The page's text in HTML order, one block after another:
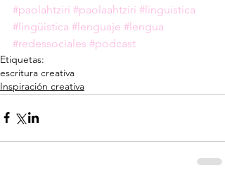
#paolahtziri #paolaahtziri #linguistica
#lingüistica #lenguaje #lengua
#redessociales #podcast
Etiquetas:
escritura creativa
Inspiración creativa